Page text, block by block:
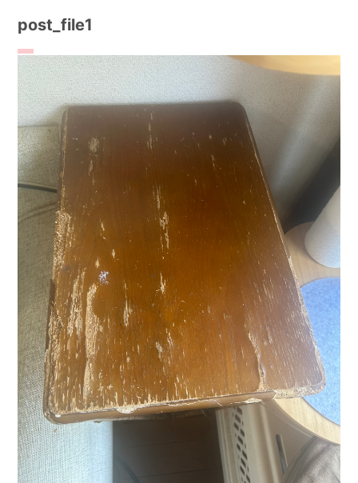
post_file1